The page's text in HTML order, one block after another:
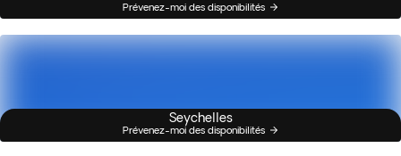
Prévenez-moi des disponibilités
Seychelles
Prévenez-moi des disponibilités